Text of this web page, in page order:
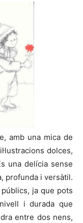
amb una mica de
dolces,
una delícia sense
profunda i versàtil.
ja que pots
i durada que
entre dos nens,